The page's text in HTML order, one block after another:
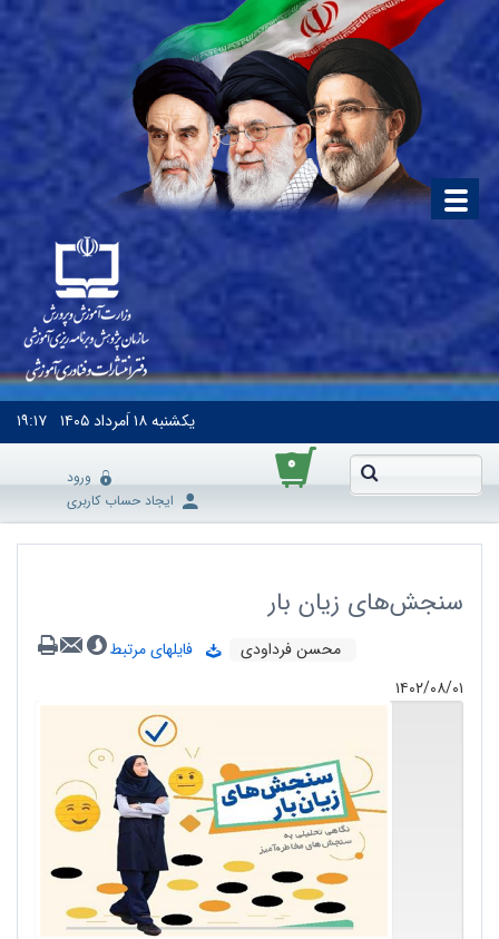
یکشنبه۱۸ اَمرداد ۱۴۰۵ ۱۹:۱۷
۰
ورود
ایجاد حساب کاربری
سنجش‌های زیان بار
محسن فرداودی
فایلهای مرتبط
۱۴۰۲/۰۸/۰۱